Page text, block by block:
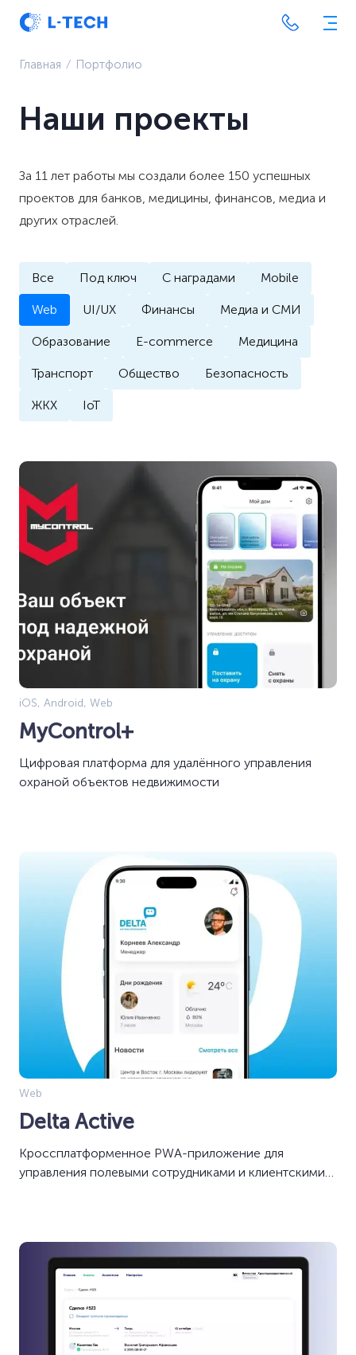
Главная ⁄ Портфолио
Наши проекты
За 11 лет работы мы создали более 150 успешных
проектов для банков, медицины, финансов, медиа и
других отраслей.
Все Под ключ С наградами Mobile
Web UI/UX Финансы Медиа и СМИ
Образование E-commerce Медицина
Транспорт Общество Безопасность
ЖКХ IoT
iOS, Android, Web
MyControl+
Цифровая платформа для удалённого управления
охраной объектов недвижимости
Web
Delta Active
Кроссплатформенное PWA-приложение для
управления полевыми сотрудниками и клиентскими